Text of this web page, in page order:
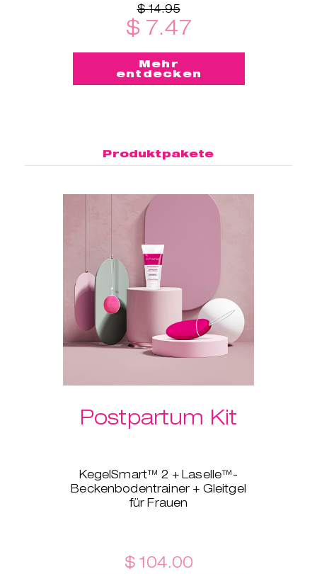
$ 14.95
$ 7.47
Mehr
entdecken
Produktpakete
Postpartum Kit
KegelSmart™ 2 + Laselle™-
Beckenbodentrainer + Gleitgel
für Frauen
Beckenbodentrainer
$ 104.00